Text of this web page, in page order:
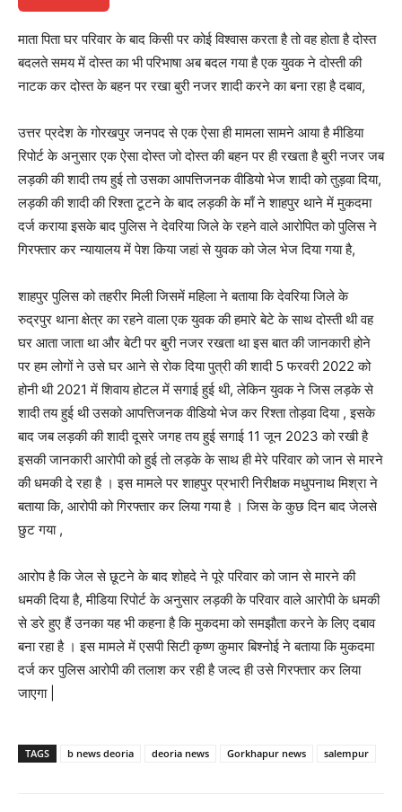
माता पिता घर परिवार के बाद किसी पर कोई विश्वास करता है तो वह होता है दोस्त
बदलते समय में दोस्त का भी परिभाषा अब बदल गया है एक युवक ने दोस्ती की
नाटक कर दोस्त के बहन पर रखा बुरी नजर शादी करने का बना रहा है दबाव,
उत्तर प्रदेश के गोरखपुर जनपद से एक ऐसा ही मामला सामने आया है मीडिया
रिपोर्ट के अनुसार एक ऐसा दोस्त जो दोस्त की बहन पर ही रखता है बुरी नजर जब
लड़की की शादी तय हुई तो उसका आपत्तिजनक वीडियो भेज शादी को तुड़वा दिया,
लड़की की शादी की रिश्ता टूटने के बाद लड़की के माँ ने शाहपुर थाने में मुकदमा
दर्ज कराया इसके बाद पुलिस ने देवरिया जिले के रहने वाले आरोपित को पुलिस ने
गिरफ्तार कर न्यायालय में पेश किया जहां से युवक को जेल भेज दिया गया है,
शाहपुर पुलिस को तहरीर मिली जिसमें महिला ने बताया कि देवरिया जिले के
रुद्रपुर थाना क्षेत्र का रहने वाला एक युवक की हमारे बेटे के साथ दोस्ती थी वह
घर आता जाता था और बेटी पर बुरी नजर रखता था इस बात की जानकारी होने
पर हम लोगों ने उसे घर आने से रोक दिया पुत्री की शादी 5 फरवरी 2022 को
होनी थी 2021 में शिवाय होटल में सगाई हुई थी, लेकिन युवक ने जिस लड़के से
शादी तय हुई थी उसको आपत्तिजनक वीडियो भेज कर रिश्ता तोड़वा दिया , इसके
बाद जब लड़की की शादी दूसरे जगह तय हुई सगाई 11 जून 2023 को रखी है
इसकी जानकारी आरोपी को हुई तो लड़के के साथ ही मेरे परिवार को जान से मारने
की धमकी दे रहा है । इस मामले पर शाहपुर प्रभारी निरीक्षक मधुपनाथ मिश्रा ने
बताया कि, आरोपी को गिरफ्तार कर लिया गया है । जिस के कुछ दिन बाद जेलसे
छुट गया ,
आरोप है कि जेल से छूटने के बाद शोहदे ने पूरे परिवार को जान से मारने की
धमकी दिया है, मीडिया रिपोर्ट के अनुसार लड़की के परिवार वाले आरोपी के धमकी
से डरे हुए हैं उनका यह भी कहना है कि मुकदमा को समझौता करने के लिए दबाव
बना रहा है । इस मामले में एसपी सिटी कृष्ण कुमार बिश्नोई ने बताया कि मुकदमा
दर्ज कर पुलिस आरोपी की तलाश कर रही है जल्द ही उसे गिरफ्तार कर लिया
जाएगा |
TAGS b news deoria deoria news Gorkhapur news salempur